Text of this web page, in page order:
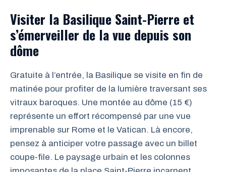
Visiter la Basilique Saint-Pierre et
s’émerveiller de la vue depuis son
dôme
Gratuite à l’entrée, la Basilique se visite en fin de
matinée pour profiter de la lumière traversant ses
vitraux baroques. Une montée au dôme (15 €)
représente un effort récompensé par une vue
imprenable sur Rome et le Vatican. Là encore,
pensez à anticiper votre passage avec un billet
coupe-file. Le paysage urbain et les colonnes